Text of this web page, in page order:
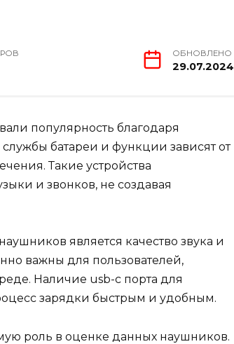
ОБНОВЛЕНО
29.07.2024
популярность благодаря
батареи и функции зависят от
Такие устройства
и звонков, не создавая
является качество звука и
важны для пользователей,
Наличие usb-c порта для
зарядки быстрым и удобным.
роль в оценке данных наушников.